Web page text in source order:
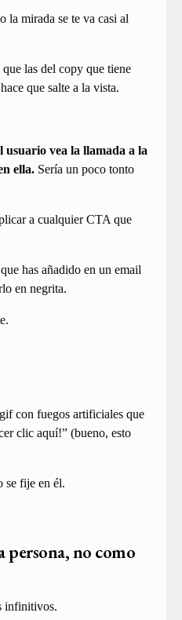
la mirada se te va casi al
las del copy que tiene
que salte a la vista.
usuario vea la llamada a la
ella. Sería un poco tonto
a cualquier CTA que
has añadido en un email
en negrita.
con fuegos artificiales que
clic aquí!” (bueno, esto
se fije en él.
persona, no como
infinitivos.